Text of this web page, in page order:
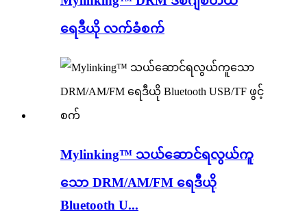
ရေဒီယို လက်ခံစက်
Mylinking™ သယ်ဆောင်ရလွယ်ကူ
သော DRM/AM/FM ရေဒီယို
Bluetooth U...